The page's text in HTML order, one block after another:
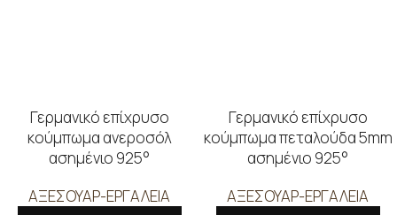
Γερμανικό επίχρυσο
κούμπωμα ανεροσόλ
ασημένιο 925°
ΑΞΕΣΟΥΑΡ-ΕΡΓΑΛΕΙΑ
Γερμανικό επίχρυσο
κούμπωμα πεταλούδα 5mm
ασημένιο 925°
ΑΞΕΣΟΥΑΡ-ΕΡΓΑΛΕΙΑ